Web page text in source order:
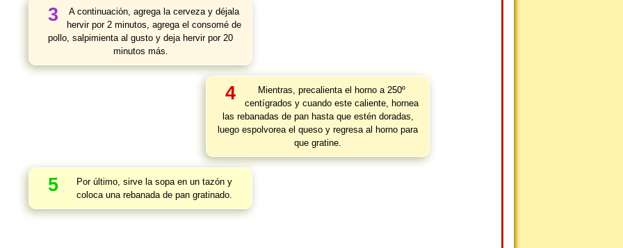
3
A continuación, agrega la cerveza y déjala
hervir por 2 minutos, agrega el consomé de
pollo, salpimienta al gusto y deja hervir por 20
minutos más.
4
Mientras, precalienta el horno a 250º
centígrados y cuando este caliente, hornea
las rebanadas de pan hasta que estén doradas,
luego espolvorea el queso y regresa al horno para
que gratine.
5
Por último, sirve la sopa en un tazón y
coloca una rebanada de pan gratinado.